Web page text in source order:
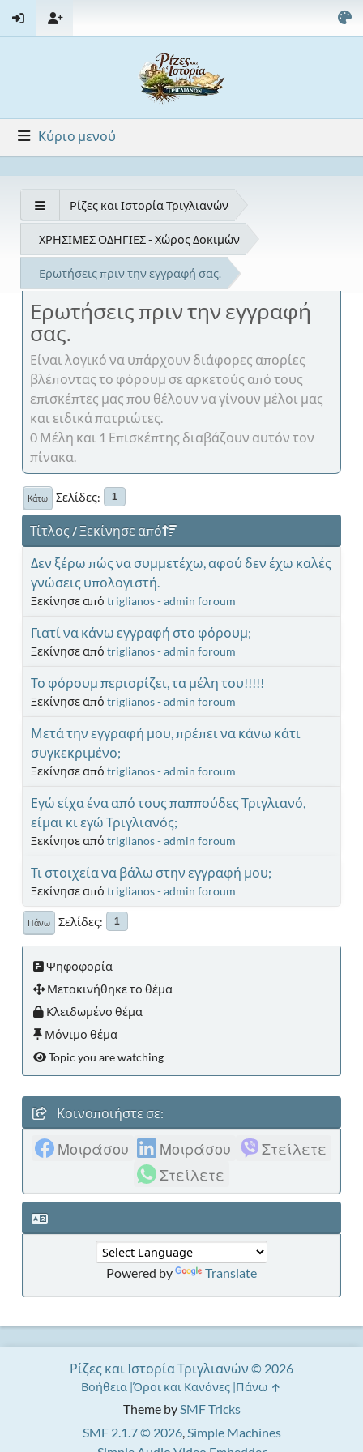
Κύριο μενού
Ρίζες και Ιστορία Τριγλιανών
ΧΡΗΣΙΜΕΣ ΟΔΗΓΙΕΣ - Χώρος Δοκιμών
Ερωτήσεις πριν την εγγραφή σας.
Ερωτήσεις πριν την εγγραφή
σας.
Είναι λογικό να υπάρχουν διάφορες απορίες
βλέποντας το φόρουμ σε αρκετούς από τους
επισκέπτες μας που θέλουν να γίνουν μέλοι μας
και ειδικά πατριώτες.
0 Μέλη και 1 Επισκέπτης διαβάζουν αυτόν τον
πίνακα.
Κάτω Σελίδες 1
Τίτλος/Ξεκίνησε από
Δεν ξέρω πώς να συμμετέχω, αφού δεν έχω καλές
γνώσεις υπολογιστή.
Ξεκίνησε από triglianos - admin foroum
Γιατί να κάνω εγγραφή στο φόρουμ;
Ξεκίνησε από triglianos - admin foroum
Το φόρουμ περιορίζει, τα μέλη του!!!!!
Ξεκίνησε από triglianos - admin foroum
Μετά την εγγραφή μου, πρέπει να κάνω κάτι
συγκεκριμένο;
Ξεκίνησε από triglianos - admin foroum
Εγώ είχα ένα από τους παππούδες Τριγλιανό,
είμαι κι εγώ Τριγλιανός;
Ξεκίνησε από triglianos - admin foroum
Τι στοιχεία να βάλω στην εγγραφή μου;
Ξεκίνησε από triglianos - admin foroum
Πάνω Σελίδες 1
Ψηφοφορία
Μετακινήθηκε το θέμα
Κλειδωμένο θέμα
Μόνιμο θέμα
Topic you are watching
Κοινοποιήστε σε:
Μοιράσου Μοιράσου
Στείλετε
Στείλετε
Powered by Translate
Theme bySMF Tricks
SMF 2.1.7 © 2026,Simple Machines
Ρίζες και Ιστορία Τριγλιανών © 2026
Βοήθεια Όροι και Κανόνες Πάνω